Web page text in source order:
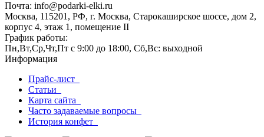
Почта: info@podarki-elki.ru
Москва, 115201, РФ, г. Москва, Старокаширское шоссе, дом 2,
корпус 4, этаж 1, помещение II
График работы:
Пн,Вт,Ср,Чт,Пт с 9:00 до 18:00, Сб,Вс: выходной
Информация
Прайс-лист
Статьи
Карта сайта
Часто задаваемые вопросы
История конфет